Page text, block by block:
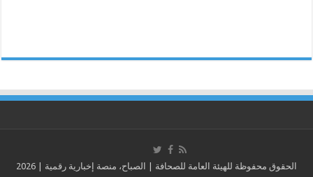
الحقوق محفوظة للهيئة العامة للصحافة | الصباح، منصة إخبارية رقمية | 2026